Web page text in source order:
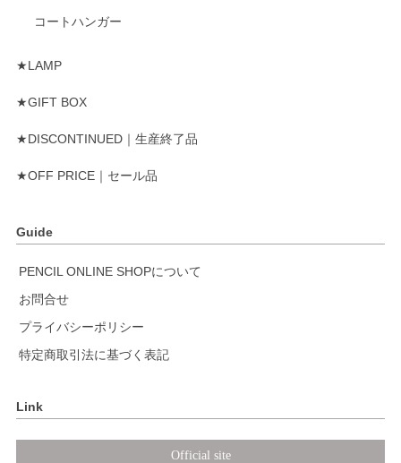
コートハンガー
★LAMP
★GIFT BOX
★DISCONTINUED｜生産終了品
★OFF PRICE｜セール品
Guide
PENCIL ONLINE SHOPについて
お問合せ
プライバシーポリシー
特定商取引法に基づく表記
Link
Official site